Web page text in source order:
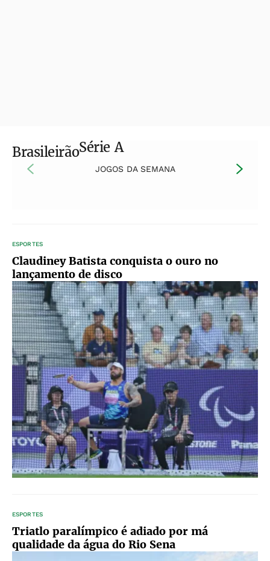
BrasileirãoSérie A
JOGOS DA SEMANA
ESPORTES
Claudiney Batista conquista o ouro no
lançamento de disco
ESPORTES
Triatlo paralímpico é adiado por má
qualidade da água do Rio Sena